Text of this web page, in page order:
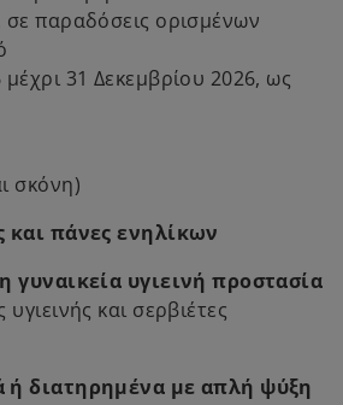
w
a
παραδόσεις ορισμένων
31 Δεκεμβρίου 2026, ως
σκόνη)
και πάνες ενηλίκων
γυναικεία υγιεινή προστασία
και σερβιέτες
ή διατηρημένα με απλή ψύξη